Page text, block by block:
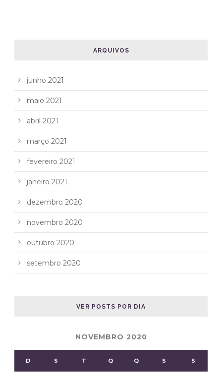
ARQUIVOS
junho 2021
maio 2021
abril 2021
março 2021
fevereiro 2021
janeiro 2021
dezembro 2020
novembro 2020
outubro 2020
setembro 2020
VER POSTS POR DIA
NOVEMBRO 2020
D S T Q Q S S